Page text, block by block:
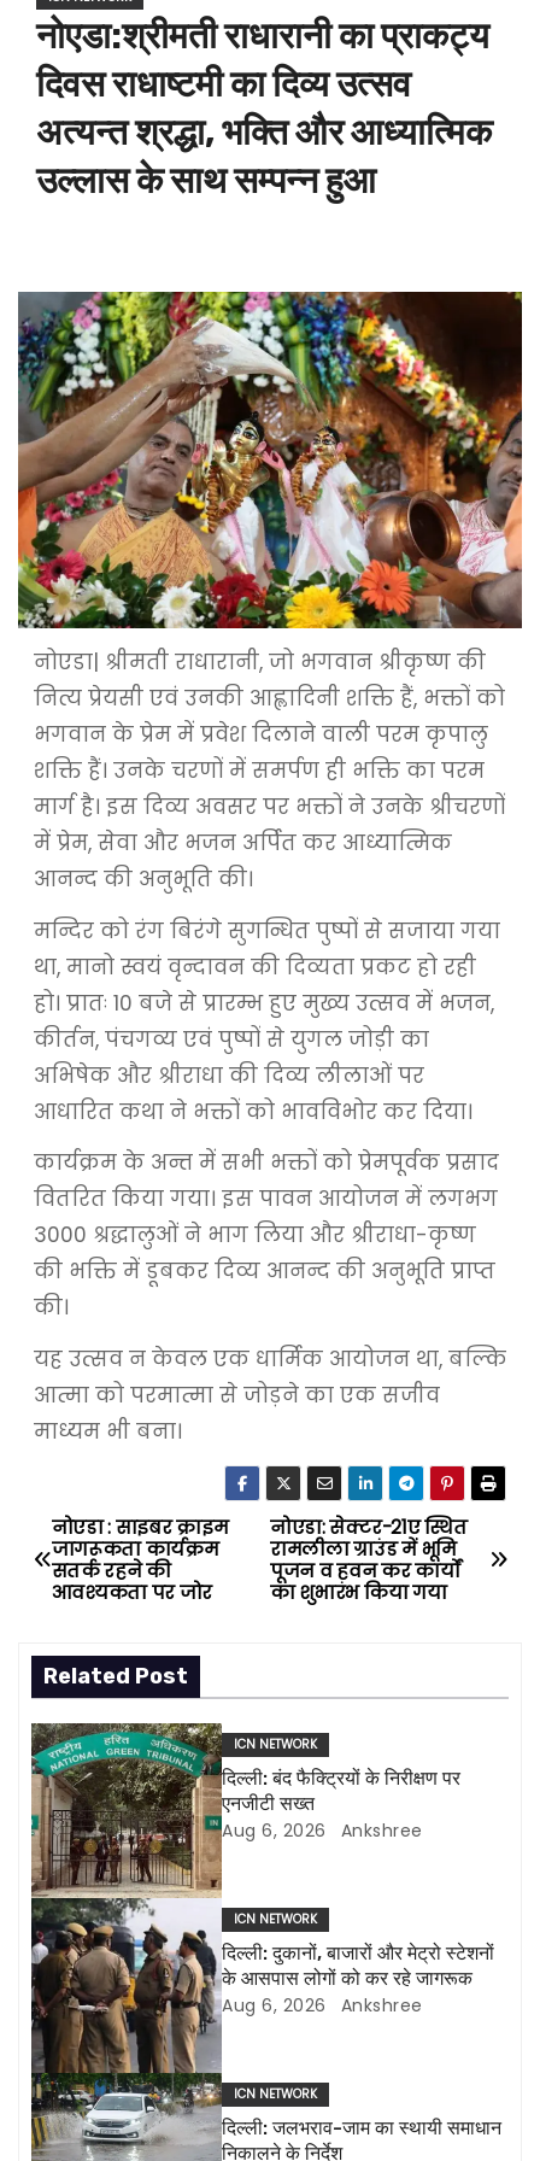
नोएडा:श्रीमती राधारानी का प्राकट्य
दिवस राधाष्टमी का दिव्य उत्सव
अत्यन्त श्रद्धा, भक्ति और आध्यात्मिक
उल्लास के साथ सम्पन्न हुआ
नोएडा| श्रीमती राधारानी, जो भगवान श्रीकृष्ण की
नित्य प्रेयसी एवं उनकी आह्लादिनी शक्ति हैं, भक्तों को
भगवान के प्रेम में प्रवेश दिलाने वाली परम कृपालु
शक्ति हैं। उनके चरणों में समर्पण ही भक्ति का परम
मार्ग है। इस दिव्य अवसर पर भक्तों ने उनके श्रीचरणों
में प्रेम, सेवा और भजन अर्पित कर आध्यात्मिक
आनन्द की अनुभूति की।
मन्दिर को रंग बिरंगे सुगन्धित पुष्पों से सजाया गया
था, मानो स्वयं वृन्दावन की दिव्यता प्रकट हो रही
हो। प्रातः 10 बजे से प्रारम्भ हुए मुख्य उत्सव में भजन,
कीर्तन, पंचगव्य एवं पुष्पों से युगल जोड़ी का
अभिषेक और श्रीराधा की दिव्य लीलाओं पर
आधारित कथा ने भक्तों को भावविभोर कर दिया।
कार्यक्रम के अन्त में सभी भक्तों को प्रेमपूर्वक प्रसाद
वितरित किया गया। इस पावन आयोजन में लगभग
3000 श्रद्धालुओं ने भाग लिया और श्रीराधा-कृष्ण
की भक्ति में डूबकर दिव्य आनन्द की अनुभूति प्राप्त
की।
यह उत्सव न केवल एक धार्मिक आयोजन था, बल्कि
आत्मा को परमात्मा से जोड़ने का एक सजीव
माध्यम भी बना।
P
o
t
n
a
v
i
g
a
t
i
o
नोएडा: सेक्टर-21ए स्थित
रामलीला ग्राउंड में भूमि
पूजन व हवन कर कार्यों
का शुभारंभ किया गया
नोएडा : साइबर क्राइम
जागरूकता कार्यक्रम
सतर्क रहने की
आवश्यकता पर जोर
Related Post
ICN NETWORK
दिल्ली: बंद फैक्ट्रियों के निरीक्षण पर
एनजीटी सख्त
Aug 6, 2026 Ankshree
ICN NETWORK
दिल्ली: दुकानों, बाजारों और मेट्रो स्टेशनों
के आसपास लोगों को कर रहे जागरूक
Aug 6, 2026 Ankshree
ICN NETWORK
दिल्ली: जलभराव-जाम का स्थायी समाधान
निकालने के निर्देश